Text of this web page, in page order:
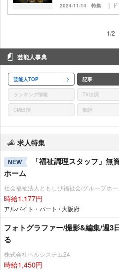
2024-11-14 特集 ｜
1/2
芸能人事典
芸能人TOP 記事
ランキング情報 TV出演
CM出演 歌詞
求人特集
NEW
「福祉調理スタッフ」
ホーム
社会福祉法人ともしび福祉会/グループホ
時給1,177円
アルバイト・パート / 大阪府
フォトグラファー/撮影&編集/週3
る
株式会社ベルシステム24
時給1,450円